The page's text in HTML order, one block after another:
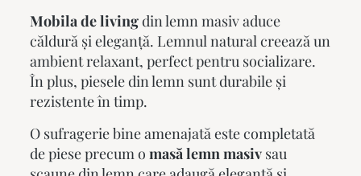
Mobila de livingdin lemn masiv aduce
căldură și eleganță. Lemnul natural creează un
ambient relaxant, perfect pentru socializare.
În plus, piesele din lemn sunt durabile și
rezistente în timp.
O sufragerie bine amenajată este completată
de piese precum o masă lemn masivsau